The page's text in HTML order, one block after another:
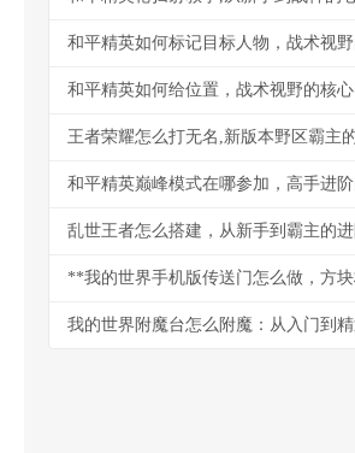
和平精英如何给位置，战术视野的核
王者荣耀怎么打无名,新版本野区霸主
和平精英巅峰模式在哪参加，高手进
乱世王者怎么搭建，从新手到霸主的
我的世界附魔台怎么附魔：从入门到